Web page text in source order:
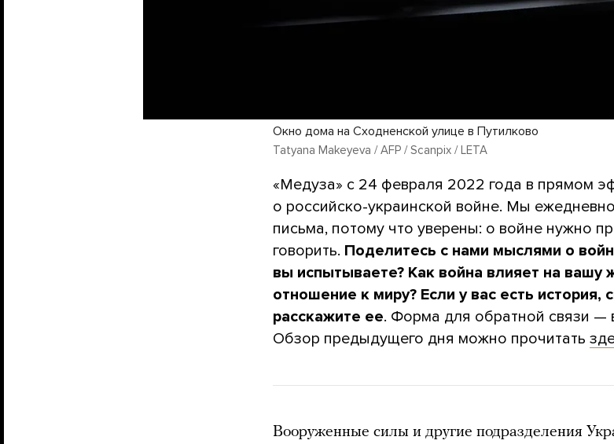
Окно дома на Сходненской улице в Путилково
Tatyana Makeyeva / AFP / Scanpix / LETA
«Медуза» с 24 февраля 2022 года в прямом
о российско-украинской войне. Мы
письма, потому что уверены: о войне нужно
говорить. Поделитесь с нами мыслями о
вы испытываете? Как война влияет на вашу
отношение к миру? Если у вас есть история,
расскажите ее. Форма для обратной связи —
Обзор предыдущего дня можно прочитать
Вооруженные силы и другие подразделения